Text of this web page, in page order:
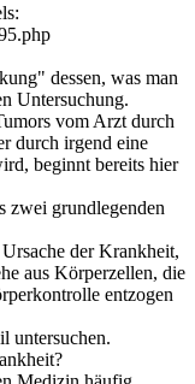
dessen, was man
Untersuchung.
vom Arzt durch
durch irgend eine
beginnt bereits hier
zwei grundlegenden
der Krankheit,
aus Körperzellen, die
entzogen
untersuchen.